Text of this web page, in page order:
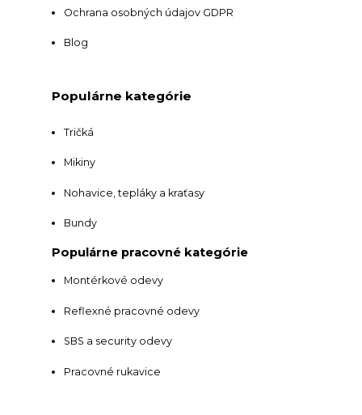
Ochrana osobných údajov GDPR
Blog
Populárne kategórie
Tričká
Mikiny
Nohavice, tepláky a kraťasy
Bundy
Populárne pracovné kategórie
Montérkové odevy
Reflexné pracovné odevy
SBS a security odevy
Pracovné rukavice